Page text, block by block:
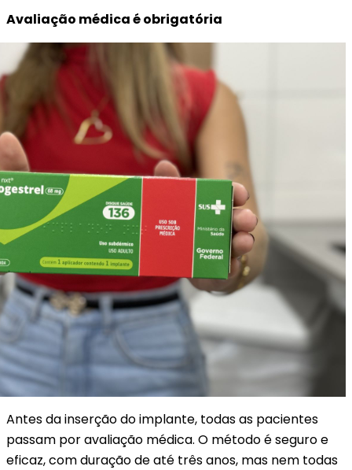
Avaliação médica é obrigatória
Antes da inserção do implante, todas as pacientes
passam por avaliação médica. O método é seguro e
eficaz, com duração de até três anos, mas nem todas